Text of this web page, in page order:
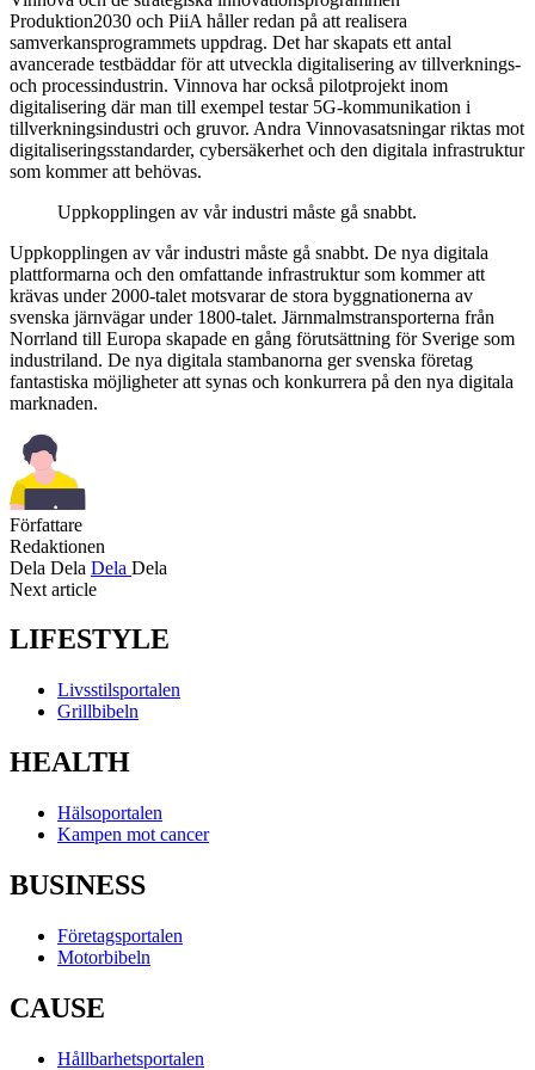
Produktion2030 och PiiA håller redan på att realisera
samverkansprogrammets uppdrag. Det har skapats ett antal
avancerade testbäddar för att utveckla digitalisering av tillverknings-
och processindustrin. Vinnova har också pilotprojekt inom
digitalisering där man till exempel testar 5G-kommunikation i
tillverkningsindustri och gruvor. Andra Vinnovasatsningar riktas mot
digitaliserings­standarder, cybersäkerhet och den digitala infrastruktur
som kommer att behövas.
Uppkopplingen av vår industri måste gå snabbt.
Uppkopplingen av vår industri måste gå snabbt. De nya digitala
plattformarna och den omfattande infrastruktur som kommer att
krävas under 2000-talet motsvarar de stora byggnationerna av
svenska järnvägar under 1800-talet. Järnmalmstransporterna från
Norrland till Europa skapade en gång förutsättning för Sverige som
industriland. De nya digitala stambanorna ger svenska företag
fantastiska möjligheter att synas och konkurrera på den nya digitala
marknaden.
Författare
Redaktionen
Dela Dela Dela Dela
Next article
LIFESTYLE
Livsstilsportalen
Grillbibeln
HEALTH
Hälsoportalen
Kampen mot cancer
BUSINESS
Företagsportalen
Motorbibeln
CAUSE
Hållbarhetsportalen